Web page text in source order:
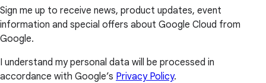
Sign me up to receive news, product updates, event
information and special offers about Google Cloud from
Google.
I understand my personal data will be processed in
accordance with Google’s Privacy Policy.